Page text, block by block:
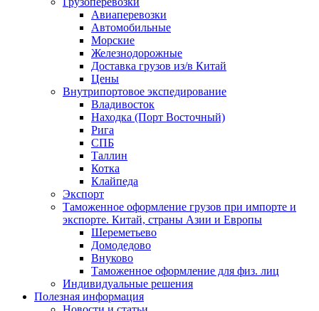
Авиаперевозки
Автомобильные
Морские
Железнодорожные
Доставка грузов из/в Китай
Цены
Внутрипортовое экспедирование
Владивосток
Находка (Порт Восточный)
Рига
СПБ
Таллин
Котка
Клайпеда
Экспорт
Таможенное оформление грузов при импорте и
экспорте. Китай, страны Азии и Европы
Шереметьево
Домодедово
Внуково
Таможенное оформление для физ. лиц
Индивидуальные решения
Полезная информация